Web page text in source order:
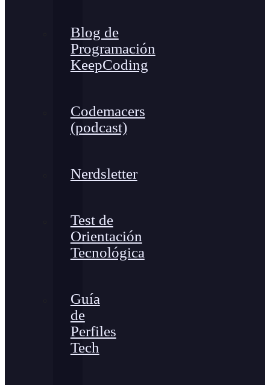
Blog de
Programación
KeepCoding
Codemacers
(podcast)
Nerdsletter
Test de
Orientación
Tecnológica
Guía
de
Perfiles
Tech